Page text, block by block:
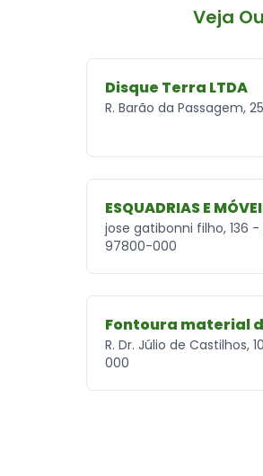
Veja
Disque Terra LTDA
R. Barão da Passagem,
ESQUADRIAS E
jose gatibonni filho, 136 -
97800-000
Fontoura material
R. Dr. Júlio de Castilhos,
000